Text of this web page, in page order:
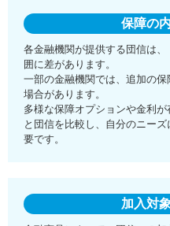
保障の
各金融機関が提供する団信は
囲に差があります。
一部の金融機関では、追加の
場合があります。
多様な保障オプションや金利
と団信を比較し、自分のニー
要です。
加入対